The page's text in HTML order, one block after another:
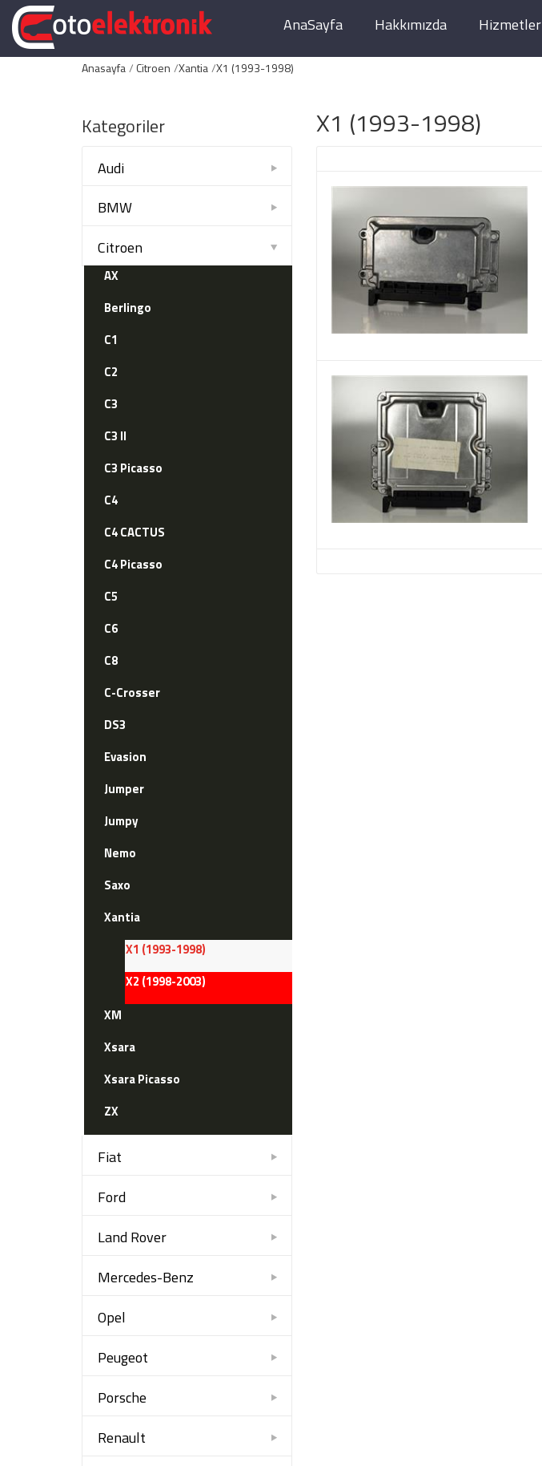
AnaSayfa Hakkımızda Hizmetler
Anasayfa Citroen Xantia X1 (1993-1998)
Kategoriler
Audi
BMW
Citroen
AX
Berlingo
C1
C2
C3
C3 II
C3 Picasso
C4
C4 CACTUS
C4 Picasso
C5
C6
C8
C-Crosser
DS3
Evasion
Jumper
Jumpy
Nemo
Saxo
Xantia
X1 (1993-1998)
X2 (1998-2003)
XM
Xsara
Xsara Picasso
ZX
Fiat
Ford
Land Rover
Mercedes-Benz
Opel
Peugeot
Porsche
Renault
X1 (1993-1998)